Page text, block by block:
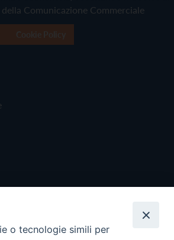
Comunicazione Commerciale
o tecnologie simili per